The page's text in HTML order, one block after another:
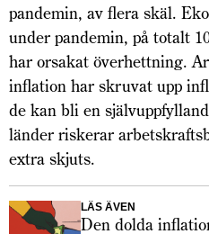
pandemin, av flera skäl.
under pandemin, på totalt
har orsakat överhettning.
inflation har skruvat upp
de kan bli en
länder riskerar
extra skjuts.
LÄS ÄVEN
Den dolda